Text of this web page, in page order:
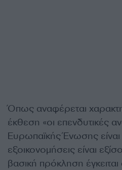
Όπως αναφέρεται
έκθεση «οι επενδυτικές
Ευρωπαϊκής Ένωσης είναι
εξοικονομήσεις είναι
βασική πρόκληση